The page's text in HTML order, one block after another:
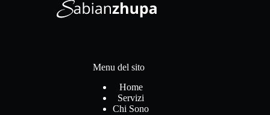
Menu del sito
Home
Servizi
Chi Sono